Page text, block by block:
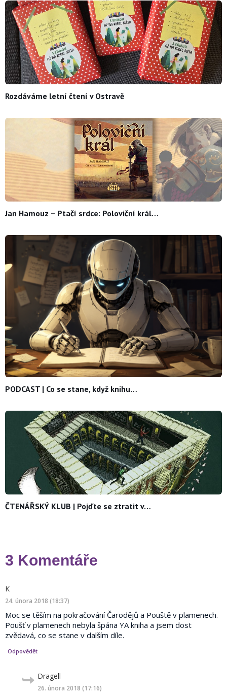
Rozdáváme letní čtení v Ostravě
Jan Hamouz – Ptačí srdce: Poloviční král…
PODCAST | Co se stane, když knihu…
ČTENÁŘSKÝ KLUB | Pojďte se ztratit v…
3 Komentáře
K
napsal:
24. února 2018 (18:37)
Moc se těším na pokračování Čarodějů a Pouště v plamenech.
Poušť v plamenech nebyla špána YA kniha a jsem dost
zvědavá, co se stane v dalším díle.
Odpovědět
Dragell
napsal:
26. února 2018 (17:16)
napsal: